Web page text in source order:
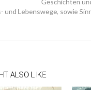
Geschichten
und Lebenswege, sowie
ALSO LIKE